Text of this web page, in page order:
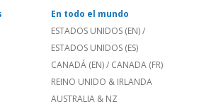
En todo el mundo
ESTADOS UNIDOS (EN)